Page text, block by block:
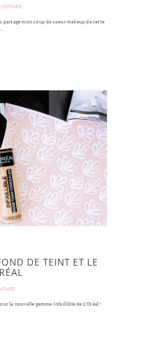
partage mon coup de coeur makeup de cette
DE TEINT ET LE
la nouvelle gamme Infaillible de L’Oréal !